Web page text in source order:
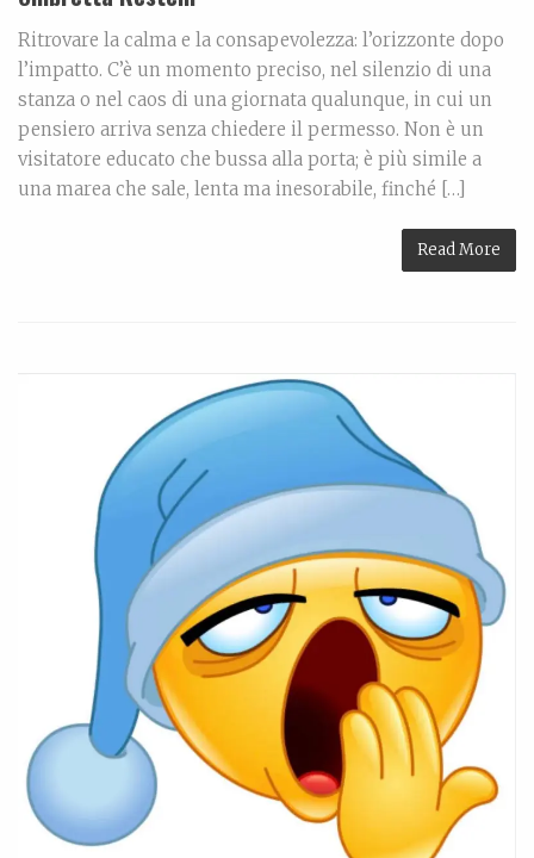
Ritrovare la calma e la consapevolezza: l’orizzonte dopo
l’impatto. C’è un momento preciso, nel silenzio di una
stanza o nel caos di una giornata qualunque, in cui un
pensiero arriva senza chiedere il permesso. Non è un
visitatore educato che bussa alla porta; è più simile a
una marea che sale, lenta ma inesorabile, finché […]
Read More